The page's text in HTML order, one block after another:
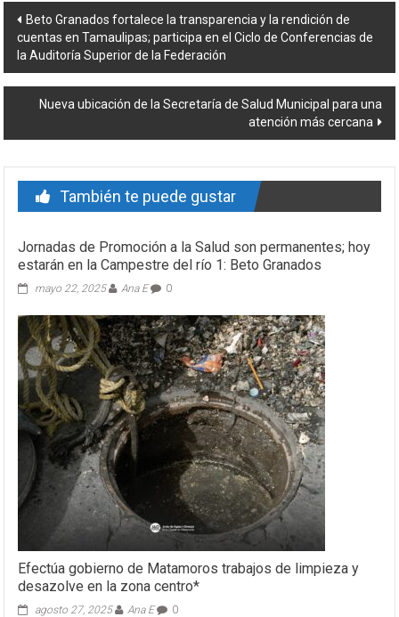
Navegación
de
entrada
Beto Granados fortalece la transparencia y la rendición de
cuentas en Tamaulipas; participa en el Ciclo de Conferencias de
la Auditoría Superior de la Federación
Nueva ubicación de la Secretaría de Salud Municipal para una
atención más cercana
También te puede gustar
Jornadas de Promoción a la Salud son permanentes; hoy
estarán en la Campestre del río 1: Beto Granados
mayo 22, 2025 Ana E 0
Efectúa gobierno de Matamoros trabajos de limpieza y
desazolve en la zona centro*
agosto 27, 2025 Ana E 0